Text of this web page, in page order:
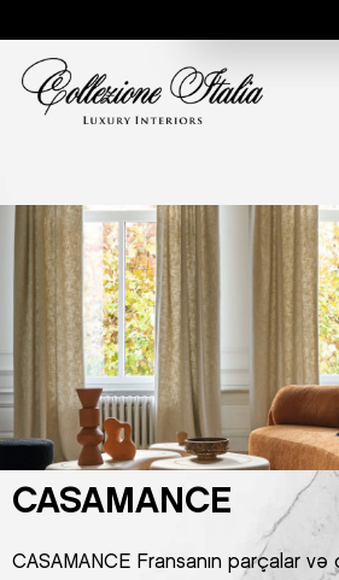
CASAMANCE
CASAMANCE Fransanın parçalar və